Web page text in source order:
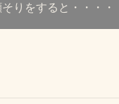
りをすると・・・・